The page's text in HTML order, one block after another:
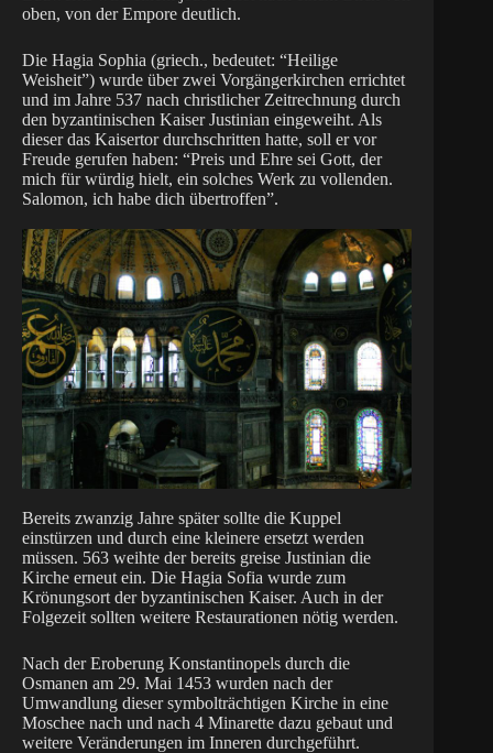
oben, von der Empore deutlich.
Die Hagia Sophia (griech., bedeutet: “Heilige
Weisheit”) wurde über zwei Vorgängerkirchen errichtet
und im Jahre 537 nach christlicher Zeitrechnung durch
den byzantinischen Kaiser Justinian eingeweiht. Als
dieser das Kaisertor durchschritten hatte, soll er vor
Freude gerufen haben: “Preis und Ehre sei Gott, der
mich für würdig hielt, ein solches Werk zu vollenden.
Salomon, ich habe dich übertroffen”.
Bereits zwanzig Jahre später sollte die Kuppel
einstürzen und durch eine kleinere ersetzt werden
müssen. 563 weihte der bereits greise Justinian die
Kirche erneut ein. Die Hagia Sofia wurde zum
Krönungsort der byzantinischen Kaiser. Auch in der
Folgezeit sollten weitere Restaurationen nötig werden.
Nach der Eroberung Konstantinopels durch die
Osmanen am 29. Mai 1453 wurden nach der
Umwandlung dieser symbolträchtigen Kirche in eine
Moschee nach und nach 4 Minarette dazu gebaut und
weitere Veränderungen im Inneren durchgeführt.